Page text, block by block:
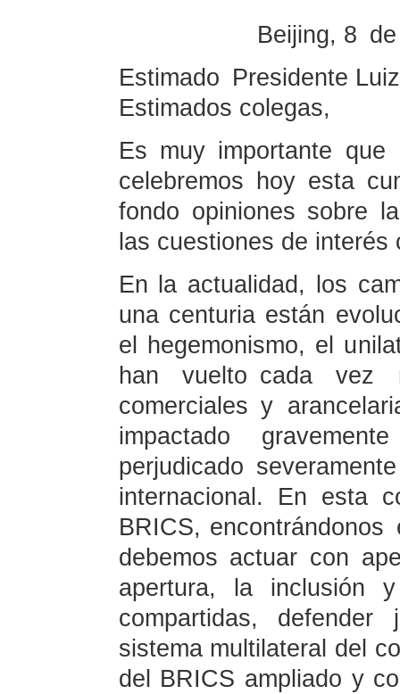
Beijing, 8
Estimado Presidente
Estimados colegas,
Es muy importante
celebremos hoy esta
fondo opiniones sobre
las cuestiones de interés
En la actualidad, los
una centuria están
el hegemonismo, el
han vuelto cada vez
comerciales y
impactado
perjudicado
internacional. En esta
BRICS,
debemos actuar con
apertura, la inclusión
compartidas,
sistema multilateral del
del BRICS ampliado y